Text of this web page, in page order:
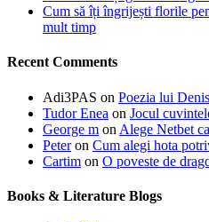
Cum să îți îngrijești florile
mult timp
Recent Comments
Adi3PAS on Poezia lui Denis
Tudor Enea on Jocul
George m on Alege Netbet
Peteron Cum alegi hota
Cartim on O poveste de
Books & Literature Blogs